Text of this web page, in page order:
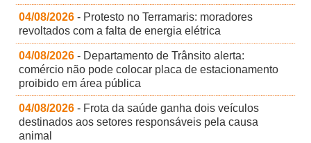
04/08/2026 - Protesto no Terramaris: moradores
revoltados com a falta de energia elétrica
04/08/2026 - Departamento de Trânsito alerta:
comércio não pode colocar placa de estacionamento
proibido em área pública
04/08/2026 - Frota da saúde ganha dois veículos
destinados aos setores responsáveis pela causa
animal